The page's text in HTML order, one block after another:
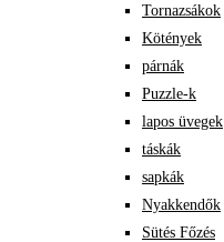
Tornazsákok
Kötények
párnák
Puzzle-k
lapos üvegek
táskák
sapkák
Nyakkendők
Sütés Főzés